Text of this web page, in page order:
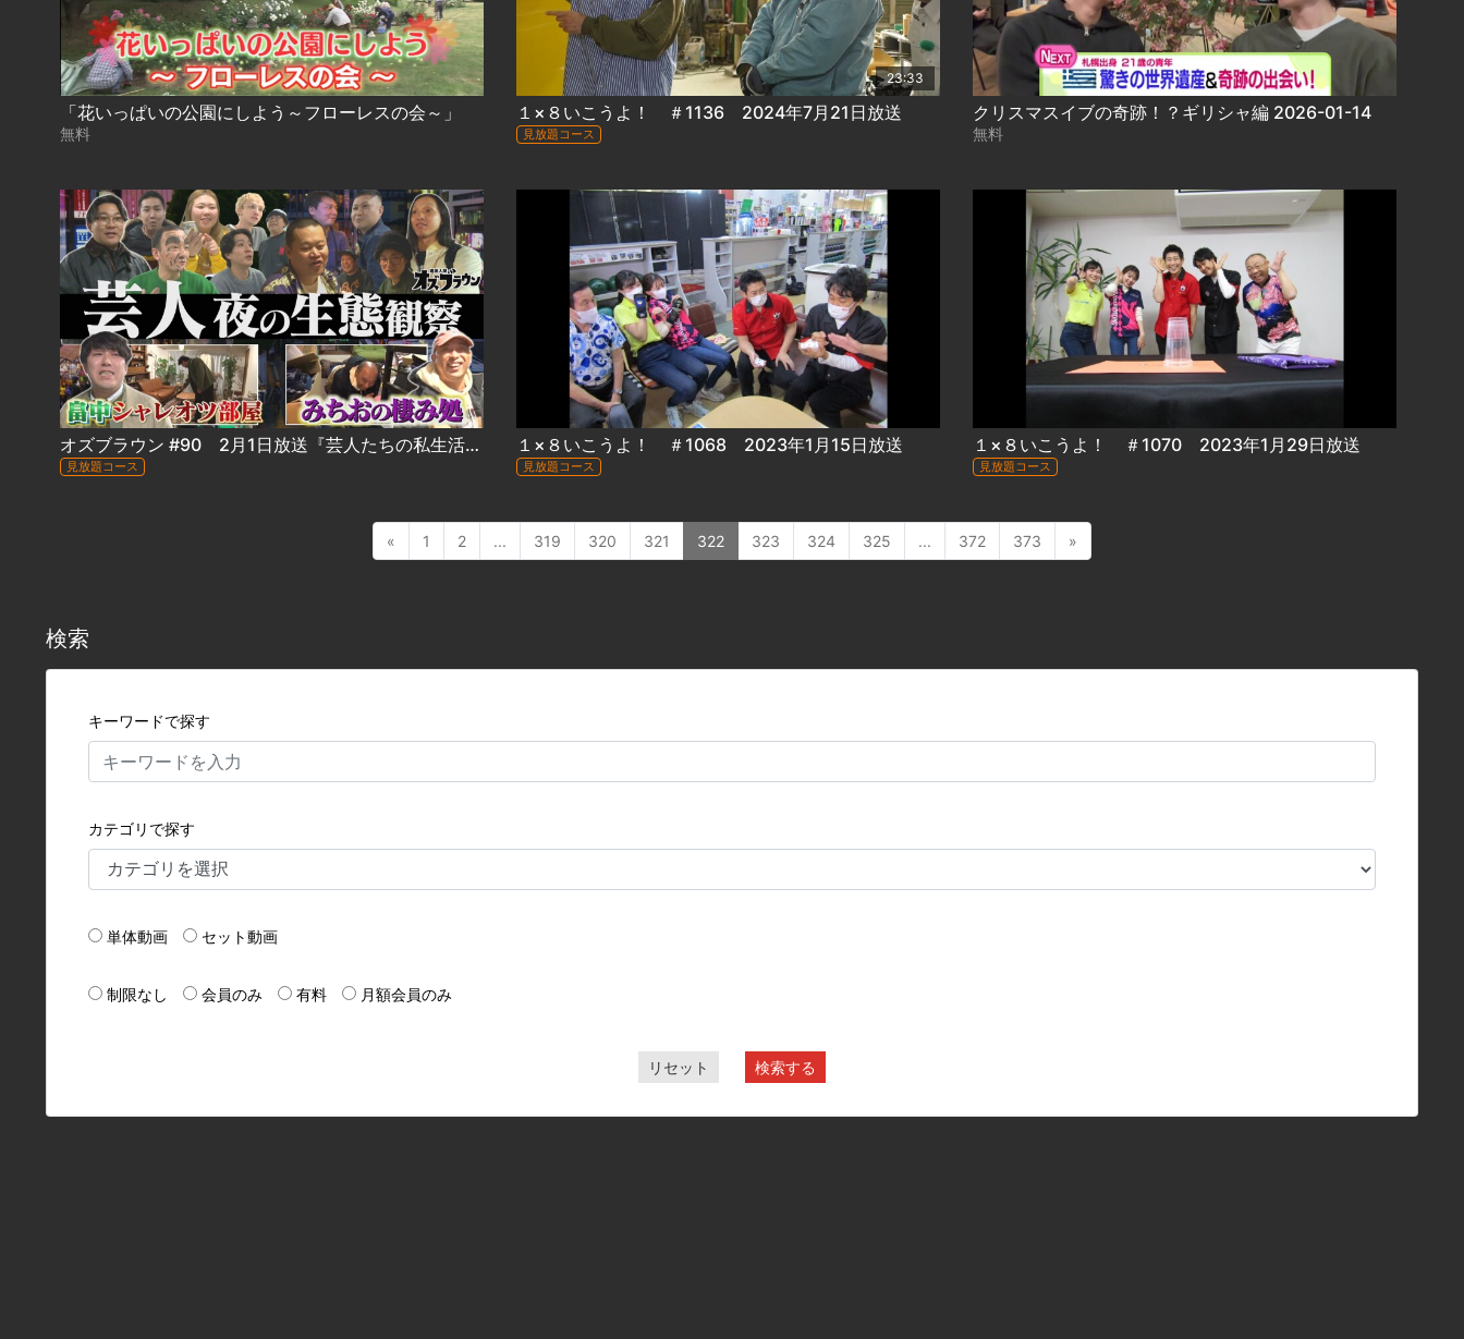
「花いっぱいの公園にしよう～フローレスの会～」
無料
23:33
１×８いこうよ！ ＃1136 2024年7月21日放送
見放題コース
クリスマスイブの奇跡！？ギリシャ編 2026-01-14
無料
オズブラウン #90 2月1日放送『芸人たちの私生活が明らかに！ 「芸人生態観察～東京アフターファイブ編～」』
見放題コース
１×８いこうよ！ ＃1068 2023年1月15日放送
見放題コース
１×８いこうよ！ ＃1070 2023年1月29日放送
見放題コース
« 1 2 ... 319 320 321 322 323 324 325 ... 372 373 »
検索
キーワードで探す
カテゴリで探す
単体動画 セット動画
制限なし 会員のみ 有料 月額会員のみ
リセット 検索する